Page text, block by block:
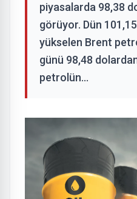
piyasalarda 98,38
görüyor. Dün
yükselen Brent
günü 98,48
petrolün...